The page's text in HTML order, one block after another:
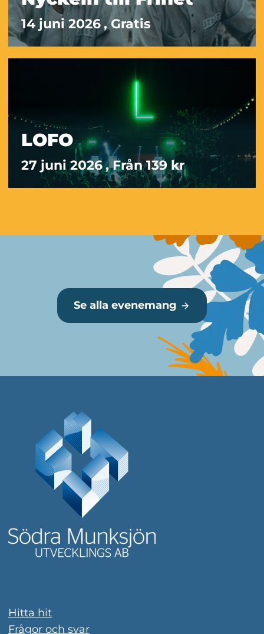
14 juni 2026, Gratis
LOFO
27 juni 2026, Från 139 kr
Mer information
Se alla evenemang
Hitta hit
Frågor och svar